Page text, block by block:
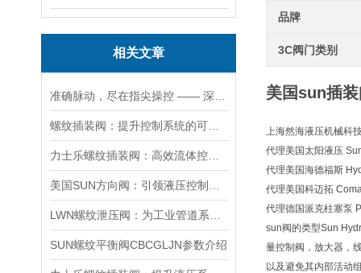
相关文章
SUN螺纹平衡阀CBCGLJN参数介绍
品牌
3C阀门类别
美国sun插
上海然海液压机械科
代理美国太阳液压
代理美国海德福斯
代理美国科迈拓
代理德国派克柱塞泵
sun阀的类型Sun
量控制阀，放大器，
以及避免其内部活动